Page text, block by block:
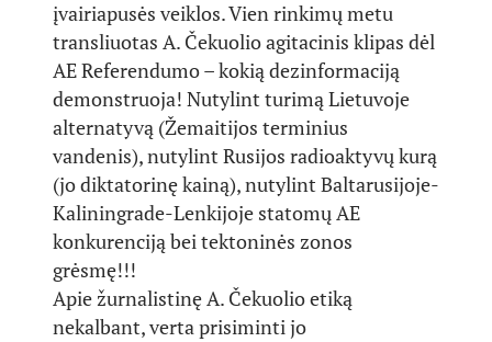
įvairiapusės veiklos. Vien rinkimų metu
transliuotas A. Čekuolio agitacinis klipas dėl
AE Referendumo – kokią dezinformaciją
demonstruoja! Nutylint turimą Lietuvoje
alternatyvą (Žemaitijos terminius
vandenis), nutylint Rusijos radioaktyvų kurą
(jo diktatorinę kainą), nutylint Baltarusijoje-
Kaliningrade-Lenkijoje statomų AE
konkurenciją bei tektoninės zonos
grėsmę!!!
Apie žurnalistinę A. Čekuolio etiką
nekalbant, verta prisiminti jo